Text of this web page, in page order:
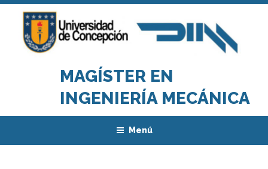
Saltar
contenido
MAGÍSTER EN
INGENIERÍA MECÁNICA
Menú